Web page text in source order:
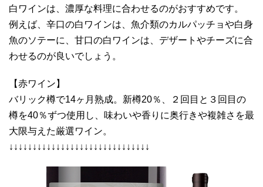
白ワインは、濃厚な料理に合わせるのがおすすめです。
例えば、辛口の白ワインは、魚介類のカルパッチョや白身
魚のソテーに、甘口の白ワインは、デザートやチーズに合
わせるのが良いでしょう。
【赤ワイン】
バリック樽で14ヶ月熟成。新樽20％、２回目と３回目の
樽を40％ずつ使用し、味わいや香りに奥行きや複雑さを最
大限与えた厳選ワイン。
↓↓↓↓↓↓↓↓↓↓↓↓↓↓↓↓↓↓↓↓↓↓↓↓↓↓↓↓↓↓